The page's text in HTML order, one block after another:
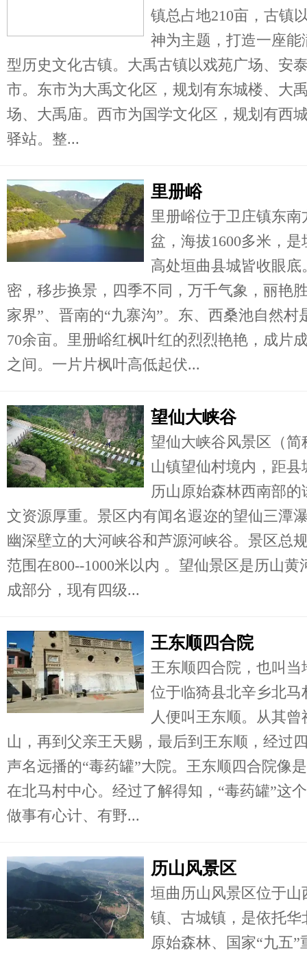
镇总占地210亩，古镇
神为主题，打造一座
型历史文化古镇。大禹古镇以戏苑广场、安
市。东市为大禹文化区，规划有东城楼、大
场、大禹庙。西市为国学文化区，规划有西
驿站。整...
里册峪
里册峪位于卫庄镇东
盆，海拔1600多米，
高处垣曲县城皆收眼
密，移步换景，四季不同，万千气象，丽艳
家界”、晋南的“九寨沟”。东、西桑池自然
70余亩。里册峪红枫叶红的烈烈艳艳，成片
之间。一片片枫叶高低起伏...
望仙大峡谷
望仙大峡谷风景区（
山镇望仙村境内，距
历山原始森林西南部
文资源厚重。景区内有闻名遐迩的望仙三潭
幽深壁立的大河峡谷和芦源河峡谷。景区总
范围在800--1000米以内 。望仙景区是历山
成部分，现有四级...
王东顺四合院
王东顺四合院，也叫当
位于临猗县北辛乡北
人便叫王东顺。从其
山，再到父亲王天赐，最后到王东顺，经过
声名远播的“毒药罐”大院。王东顺四合院像
在北马村中心。经过了解得知，“毒药罐”这
做事有心计、有野...
历山风景区
垣曲历山风景区位于
镇、古城镇，是依托
原始森林、国家“九五